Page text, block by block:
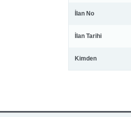
İlan No
İlan Tarihi
Kimden